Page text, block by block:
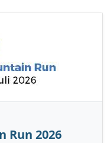
Run 2026